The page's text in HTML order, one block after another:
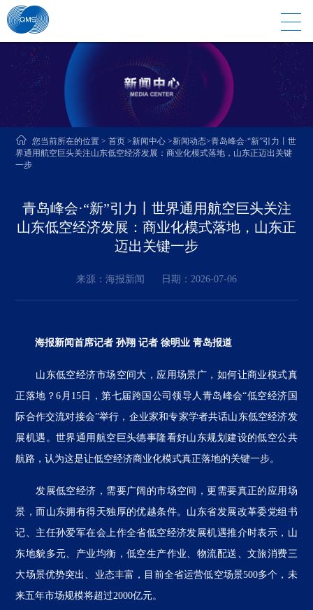
您当前所在的位置 >首页 >新闻中心 >新闻动态>青岛峰会·“新”引力丨世
界通用航空巨头关注山东低空经济发展：商业化模式落地，山东正迈出关键
一步
青岛峰会·“新”引力丨世界通用航空巨头关注
山东低空经济发展：商业化模式落地，山东正
迈出关键一步
来源：海报新闻 日期：2026-07-06
海报新闻首席记者 孙翔 记者 徐明业 青岛报道
山东低空经济市场空间大，应用场景广，如何让商业模式真
正落地？6月15日，第七届跨国公司领导人青岛峰会“低空经济国
际合作交流对接会”举行，企业家和专家学者共话山东低空经济发
展机遇。世界通用航空巨头德事隆看好山东规划建设的低空公共
航路，认为这是让低空经济商业化模式真正落地的关键一步。
发展低空经济，需要广阔的市场空间，更需要真正的应用场
景，而山东拥有得天独厚的优越条件。山东省发展改革委党组书
记、主任孙爱军在会上作全省低空经济发展机遇推介时表示，山
东地貌多元、产业均衡，低空生产作业、物流配送、文旅消费三
大场景优势突出、业态丰富，目前全省运营低空场景500多个，未
来五年市场规模将超过2000亿元。